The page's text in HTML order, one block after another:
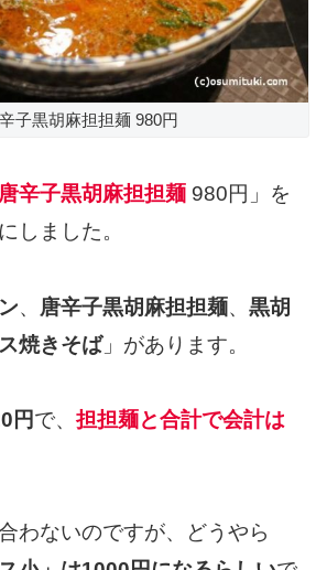
子黒胡麻担担麺 980円
唐辛子黒胡麻担担麺 980円」を
しました。
、 唐辛子黒胡麻担担麺、 黒胡
焼きそば」があります。
円で、 担担麺と合計で会計は
わないのですが、どうやら